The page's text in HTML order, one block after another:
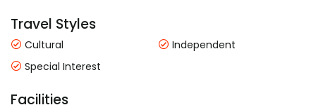
Travel Styles
Cultural
Independent
Special Interest
Facilities